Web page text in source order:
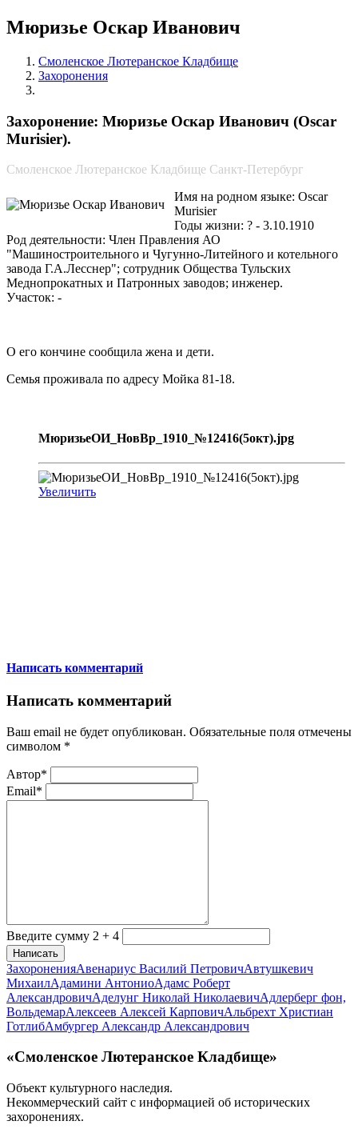
Мюризье Оскар Иванович
Смоленское Лютеранское Кладбище
Захоронения
Захоронение: Мюризье Оскар Иванович (Oscar
Murisier).
Смоленское Лютеранское Кладбище Санкт-Петербург
Имя на родном языке: Oscar
Murisier
Годы жизни: ? - 3.10.1910
Род деятельности: Член Правления АО
"Машиностроительного и Чугунно-Литейного и котельного
завода Г.А.Лесснер"; сотрудник Общества Тульских
Меднопрокатных и Патронных заводов; инженер.
Участок: -
О его кончине сообщила жена и дети.
Семья проживала по адресу Мойка 81-18.
МюризьеОИ_НовВр_1910_№12416(5окт).jpg
Увеличить
Написать комментарий
Написать комментарий
Ваш email не будет опубликован. Обязательные поля отмечены
символом *
Автор*
Email*
Введите сумму 2 + 4
Написать
ЗахороненияАвенариус Василий ПетровичАвтушкевич
МихаилАдамини АнтониоАдамс Роберт
АлександровичАделунг Николай НиколаевичАдлерберг фон,
ВольдемарАлексеев Алексей КарповичАльбрехт Христиан
ГотлибАмбургер Александр Александрович
«Смоленское Лютеранское Кладбище»
Объект культурного наследия.
Некоммерческий сайт с информацией об исторических
захоронениях.